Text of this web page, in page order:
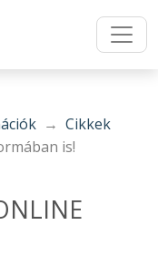
Cikkek
is!